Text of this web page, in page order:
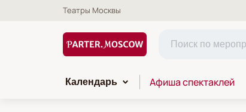
Театры Москвы
Календарь Афиша спектаклей